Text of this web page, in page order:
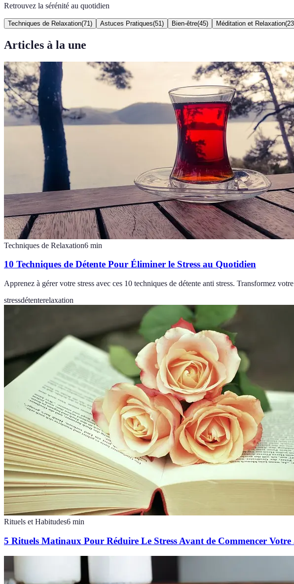
Retrouvez la sérénité au quotidien
Techniques de Relaxation(71 ) Astuces Pratiques(51 ) Bien-être(45) Méditation et Relaxation(23
Articles à la une
Techniques de Relaxation6 min
10 Techniques de Détente Pour Éliminer le Stress au Quotidien
Apprenez à gérer votre stress avec ces 10 techniques de détente anti stress. Transformez
stressdétenterelaxation
Rituels et Habitudes6 min
5 Rituels Matinaux Pour Réduire Le Stress Avant de Commencer Votre